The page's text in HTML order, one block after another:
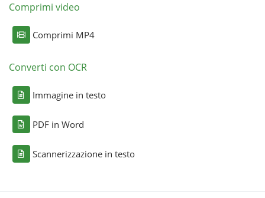
Comprimi video
Comprimi MP4
Converti con OCR
Immagine in testo
PDF in Word
Scannerizzazione in testo